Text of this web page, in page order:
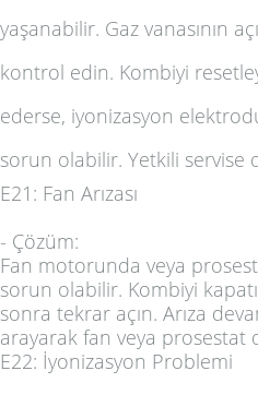
yaşanabilir. Gaz vanasının
kontrol edin. Kombiyi
ederse, iyonizasyon
sorun olabilir. Yetkili servise
E21: Fan Arızası
- Çözüm:
Fan motorunda veya
sorun olabilir. Kombiyi
sonra tekrar açın. Arıza
arayarak fan veya prosestat
E22: İyonizasyon Problemi